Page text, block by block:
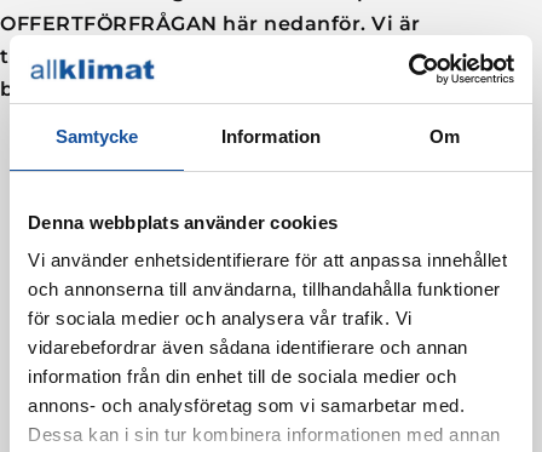
Samtycke Information Om
Denna webbplats använder cookies
Vi använder enhetsidentifierare för att anpassa innehållet
och annonserna till användarna, tillhandahålla funktioner
för sociala medier och analysera vår trafik. Vi
vidarebefordrar även sådana identifierare och annan
information från din enhet till de sociala medier och
annons- och analysföretag som vi samarbetar med.
Dessa kan i sin tur kombinera informationen med annan
OFFERTFÖRFRÅGAN här nedanför. Vi är
tillgängliga för att ge dig all hjälp som du
behöver.